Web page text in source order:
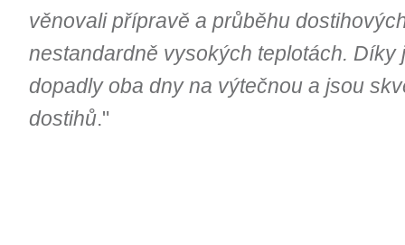
věnovali přípravě a průběhu
nestandardně vysokých teplotách. Díky
dopadly oba dny na výtečnou a jsou
dostihů."